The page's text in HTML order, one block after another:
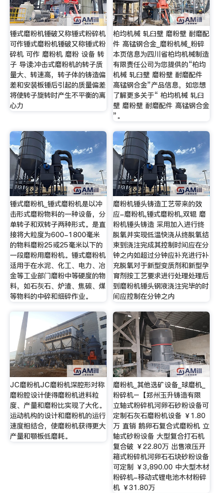
锤式磨粉机锤破又称锤式粉碎机
可作锤式磨粉机锤破又称锤式粉
碎机 可作 磨粉机 磨粉 设备 转
子 导读:冲击式磨粉机的转子质
量大、转速高，转子体的铸造偏
差和安装板锤后引起的质量偏差
将使转子旋转时产生不平衡的离
心力
柏均机械 轧臼壁 磨粉壁 耐磨配
件 高锰钢合金_磨粉机械_粉碎
本页信息为四川省柏均机械制造
有限责任公司为您提供的“柏均
机械 轧臼壁 磨粉壁 耐磨配件
高锰钢合金”产品信息，如您想
了解更多关于“ 柏均机械 轧臼
壁 磨粉壁 耐磨配件 高锰钢合金
”。
锤式磨粉机_锤式磨粉机是以冲
击形式磨粉物料的一种设备，分
单转子和双转子两种形式。是直
接将大粒度为600-1800毫米
的物料磨粉25或25毫米以下的
一段磨粉用磨粉机。锤式磨粉机
适用于在水泥、化工、电力、冶
金等工业部门磨粉中等硬度的物
料，如石灰石、炉渣、焦碳、煤
等物料的中碎和细碎作业。
磨粉机锤头铸造工艺带来的效
应-磨粉机,锤式磨粉机,双辊 磨
粉机锤头铸造 采用加入进行终
脱氧并实现低温快浇从终脱氧结
束到浇注完成其控制时间应在分
钟之内如超过分钟应补充进行补
充脱氧对于新型变质剂和新型孕
育剂按工艺要求进行处理处理后
到磨粉机锤头钢液浇注完毕的时
间应控制在分钟之内
JC磨粉机JC磨粉机深腔形对称
磨粉腔设计使得磨粉机进料粒
度、产量和磨粉比实现了大化。
运动机构的设计和磨粉机的运行
速度相结合，使磨粉机获得更大
产量和颚板低磨耗。
磨粉机_其他选矿设备_球磨机_
粉碎机–【郑州玉升铸造有限
立轴式粉碎机河卵石砂粉设备可
定制石灰石磨粉机设备 ￥1.80
万 直销 鹅卵石复合式磨粉机 立
轴式砂粉设备 大型复合打石机
复合破 ￥22.80万 出售液压开
箱式粉碎机河卵石石块砂粉设备
可定制 ￥3,890.00 中大型木材
粉碎机-移动式锂电池木材粉碎
机 ￥31.80万